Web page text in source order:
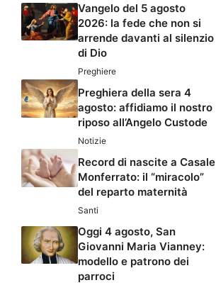
Vangelo del 5 agosto
2026: la fede che non si
arrende davanti al silenzio
di Dio
Preghiere
Preghiera della sera 4
agosto: affidiamo il nostro
riposo all’Angelo Custode
Notizie
Record di nascite a Casale
Monferrato: il “miracolo”
del reparto maternità
Santi
Oggi 4 agosto, San
Giovanni Maria Vianney:
modello e patrono dei
parroci